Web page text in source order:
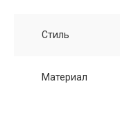
Стиль
Материал